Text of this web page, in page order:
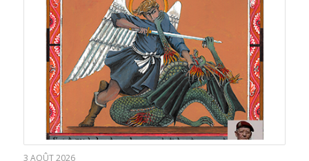
3 AOÛT 2026